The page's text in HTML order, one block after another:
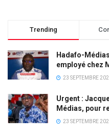
Trending
Hadafo-
employé chez
23 SEPTEMBRE
Urgent :
Médias, pour
23 SEPTEMBRE